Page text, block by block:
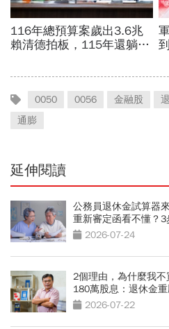
0050 0056 金融股
通膨
延伸閱讀
公務員退休金試算器
重新審定函看不懂？
額 2026-07-24
2個理由，為什麼我
180萬股息：退休金
命」2026-07-22